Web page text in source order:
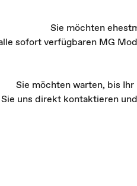
Sie möchten
sofort verfügbaren MG
Sie möchten warten, bis
uns direkt kontaktieren